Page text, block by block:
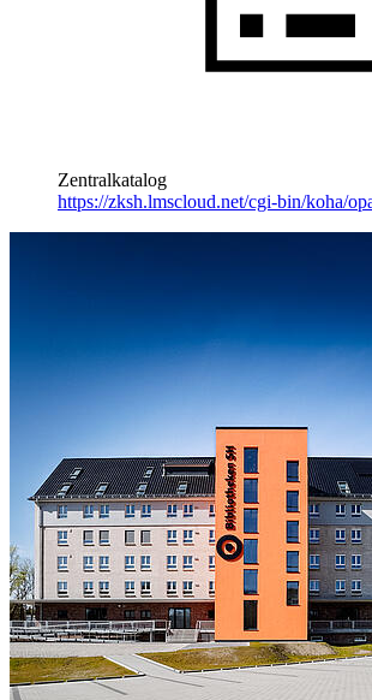
Zentralkatalog
https://zksh.lmscloud.net/cgi-bin/koha/